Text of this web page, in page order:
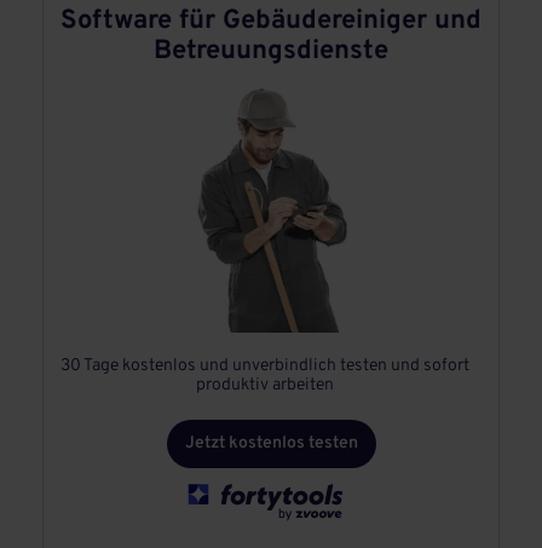
Software für Gebäudereiniger und
Betreuungsdienste
30 Tage kostenlos und unverbindlich testen und sofort
produktiv arbeiten
Jetzt kostenlos testen